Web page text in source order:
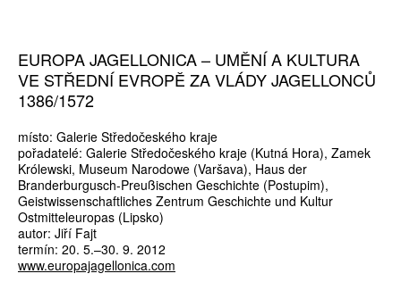
EUROPA JAGELLONICA – UMĚNÍ A KULTURA
VE STŘEDNÍ EVROPĚ ZA VLÁDY JAGELLONCŮ
1386/1572
místo: Galerie Středočeského kraje
pořadatelé: Galerie Středočeského kraje (Kutná Hora), Zamek
Królewski, Museum Narodowe (Varšava), Haus der
Branderburgusch-Preußischen Geschichte (Postupim),
Geistwissenschaftliches Zentrum Geschichte und Kultur
Ostmitteleuropas (Lipsko)
autor: Jiří Fajt
termín: 20. 5.–30. 9. 2012
www.europajagellonica.com